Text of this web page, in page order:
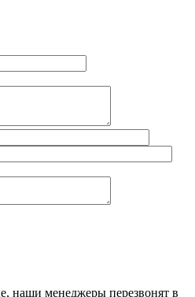
наши менеджеры перезвонят в